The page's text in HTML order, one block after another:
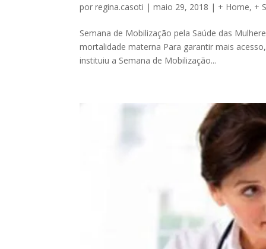
porregina.casoti |maio 29, 2018 | + Home, +
Semana de Mobilização pela Saúde das
mortalidade materna Para garantir mais
instituiu a Semana de Mobilização...